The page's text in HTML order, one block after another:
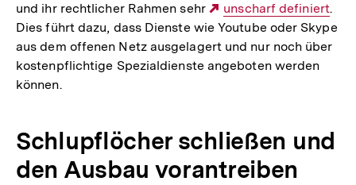
und ihr rechtlicher Rahmen sehr
Externer
Link:
unscharf definiert.
Dies führt dazu, dass Dienste wie Youtube oder Skype
aus dem offenen Netz ausgelagert und nur noch über
kostenpflichtige Spezialdienste angeboten werden
können.
Schlupflöcher schließen und
den Ausbau vorantreiben